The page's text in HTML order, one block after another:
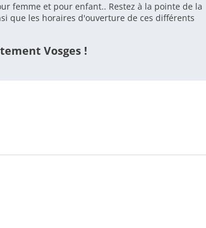
femme et pour enfant.. Restez à la pointe de la
que les horaires d'ouverture de ces différents
Vosges !